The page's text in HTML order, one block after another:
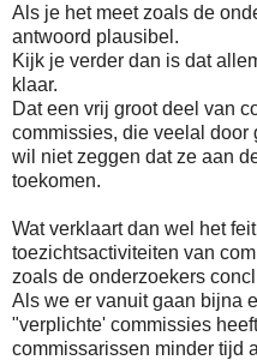
Als je het meet zoals de
antwoord plausibel.
Kijk je verder dan is dat
klaar.
Dat een vrij groot deel van
commissies, die veelal
wil niet zeggen dat ze aan
toekomen.
Wat verklaart dan wel het
toezichtsactiviteiten van
zoals de onderzoekers
Als we er vanuit gaan bijna
"verplichte' commissies
commissarissen minder tijd